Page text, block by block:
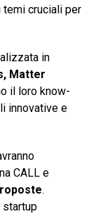
temi cruciali per
in
Matter
il loro know-
innovative e
CALL e
.
startup